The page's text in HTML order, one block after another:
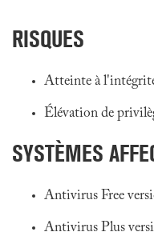
RISQUES
Atteinte à
Élévation de
SYSTÈMES
Antivirus Free
Antivirus Plus